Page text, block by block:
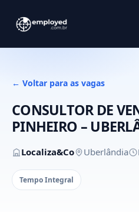
← Voltar para as vagas
CONSULTOR DE
PINHEIRO –
Localiza&Co Uberlândia
Tempo Integral